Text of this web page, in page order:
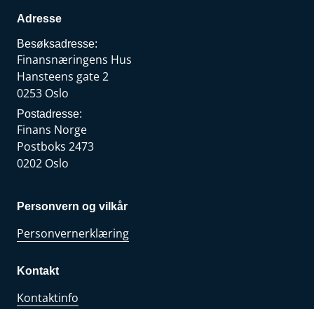
Adresse
Besøksadresse:
Finansnæringens Hus
Hansteens gate 2
0253 Oslo
Postadresse:
Finans Norge
Postboks 2473
0202 Oslo
Personvern og vilkår
Personvernerklæring
Kontakt
Kontaktinfo